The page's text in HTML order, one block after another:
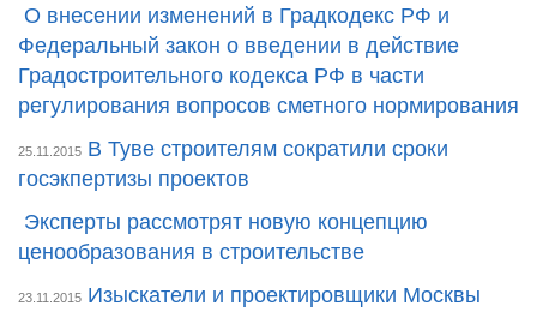
О внесении изменений ‎в Градкодекс РФ и
Федеральный закон о введении в действие
Градостроительного кодекса РФ в части
регулирования вопросов сметного нормирования
25.11.2015 В Туве строителям сократили сроки
госэкпертизы проектов
Эксперты рассмотрят новую концепцию
ценообразования в строительстве
23.11.2015 Изыскатели и проектировщики Москвы